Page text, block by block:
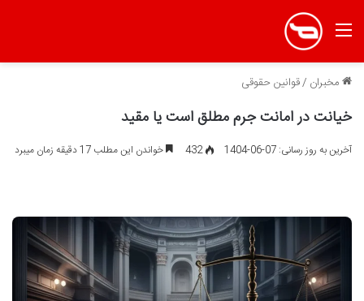
منو
مخبران /قوانین حقوقی
خیانت در امانت جرم مطلق است یا مقید
آخرین به روز رسانی: 07-06-1404 432 خواندن این مطلب 17 دقیقه زمان میبرد